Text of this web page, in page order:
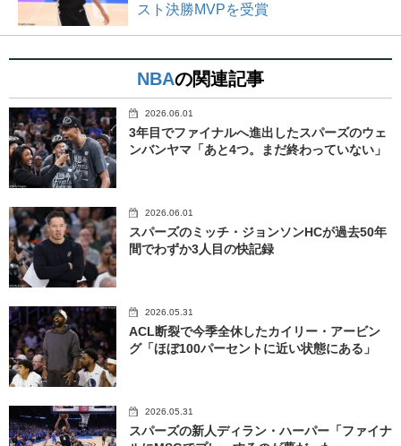
スト決勝MVPを受賞
NBAの関連記事
2026.06.01
3年目でファイナルへ進出したスパーズのウェ
ンバンヤマ「あと4つ。まだ終わっていない」
2026.06.01
スパーズのミッチ・ジョンソンHCが過去50年
間でわずか3人目の快記録
2026.05.31
ACL断裂で今季全休したカイリー・アービン
グ「ほぼ100パーセントに近い状態にある」
2026.05.31
スパーズの新人ディラン・ハーパー「ファイナ